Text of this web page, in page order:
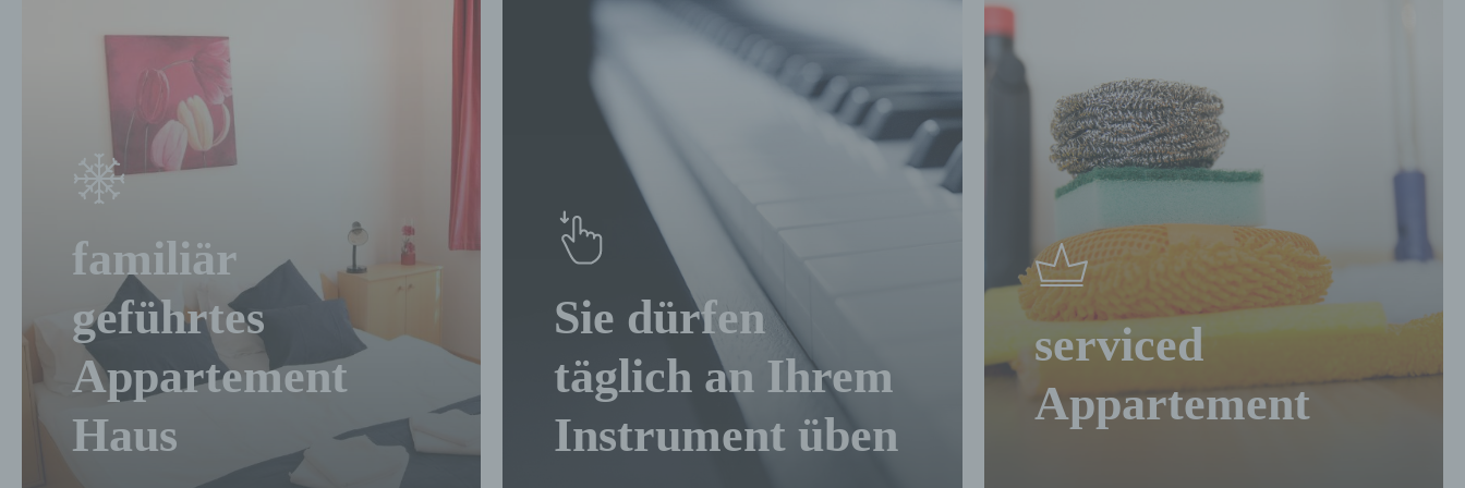
familiär
geführtes
Appartement
Haus
Sie dürfen
täglich an Ihrem
Instrument üben
serviced
Appartement
Verfahren ausgeführte Vorgang oder jede solche
Vorgangsreihe im Zusammenhang mit personenbezogenen
Daten wie das Erheben, das Erfassen, die Organisation, das
Ordnen, die Speicherung, die Anpassung oder Veränderung,
das Auslesen, das Abfragen, die Verwendung, die Offenlegung
durch Übermittlung, Verbreitung oder eine andere Form der
Bereitstellung, den Abgleich oder die Verknüpfung, die
Einschränkung, das Löschen oder die Vernichtung.
d) Einschränkung der Verarbeitung
Einschränkung der Verarbeitung ist die Markierung
gespeicherter personenbezogener Daten mit dem Ziel, ihre
künftige Verarbeitung einzuschränken.
e) Profiling